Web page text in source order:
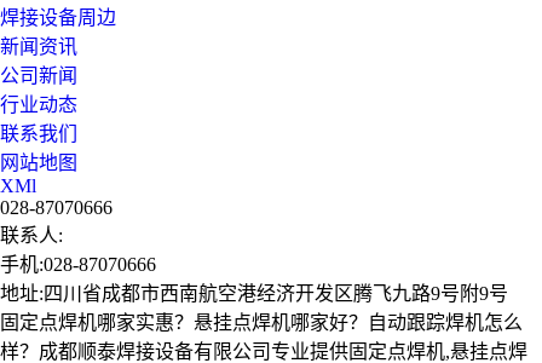
焊接设备周边
新闻资讯
公司新闻
行业动态
联系我们
网站地图
XMl
028-87070666
联系人:
手机:028-87070666
地址:四川省成都市西南航空港经济开发区腾飞九路9号附9号
固定点焊机哪家实惠？悬挂点焊机哪家好？自动跟踪焊机怎么
样？成都顺泰焊接设备有限公司专业提供固定点焊机,悬挂点焊